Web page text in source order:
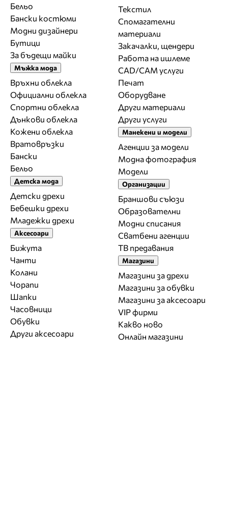
Бельо
Бански костюми
Модни дизайнери
Бутици
За бъдещи майки
Мъжка мода
Връхни облекла
Официални облекла
Спортни облекла
Дънкови облекла
Кожени облекла
Вратовръзки
Бански
Бельо
Детска мода
Детски дрехи
Бебешки дрехи
Младежки дрехи
Аксесоари
Бижута
Чанти
Колани
Чорапи
Шапки
Часовници
Обувки
Други аксесоари
Текстил
Спомагателни
материали
Закачалки, щендери
Работа на ишлеме
CAD/CAM услуги
Печат
Оборудване
Други материали
Други услуги
Манекени и модели
Агенции за модели
Модна фотография
Модели
Организации
Браншови съюзи
Образователни
Модни списания
Сватбени агенции
ТВ предавания
Магазини
Магазини за дрехи
Магазини за обувки
Магазини за aксесоари
VIP фирми
Какво ново
Онлайн магазини